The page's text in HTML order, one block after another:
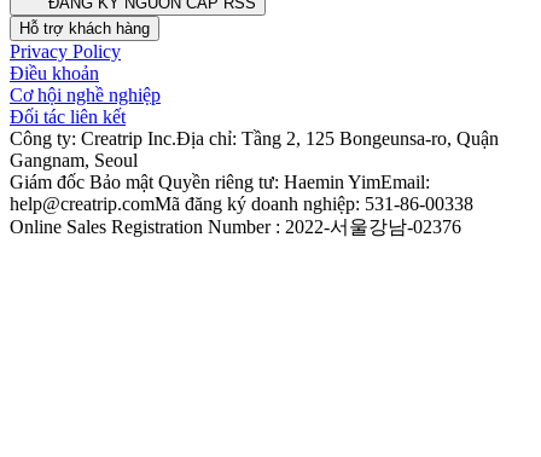
Hỗ trợ khách hàng
Privacy Policy
Điều khoản
Cơ hội nghề nghiệp
Đối tác liên kết
Công ty: Creatrip Inc.Địa chỉ: Tầng 2, 125 Bongeunsa-ro, Quận
Gangnam, Seoul
Giám đốc Bảo mật Quyền riêng tư: Haemin YimEmail:
help@creatrip.comMã đăng ký doanh nghiệp: 531-86-00338
Online Sales Registration Number : 2022-서울강남-02376